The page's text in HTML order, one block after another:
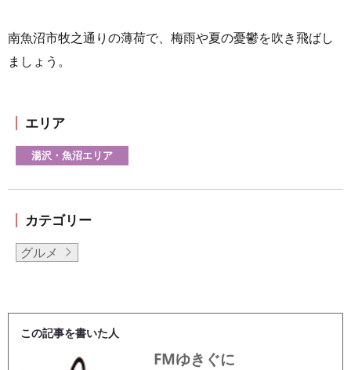
南魚沼市牧之通りの薄荷で、梅雨や夏の憂鬱を吹き飛ばし
ましょう。
エリア
湯沢・魚沼エリア
カテゴリー
グルメ
この記事を書いた人
FMゆきぐに